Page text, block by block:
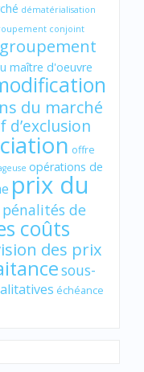
dématérialisation
conjoint
groupement
maître d'oeuvre
du marché
d’exclusion
offre
opérations de
prix du
pénalités de
coûts
des prix
sous-
échéance